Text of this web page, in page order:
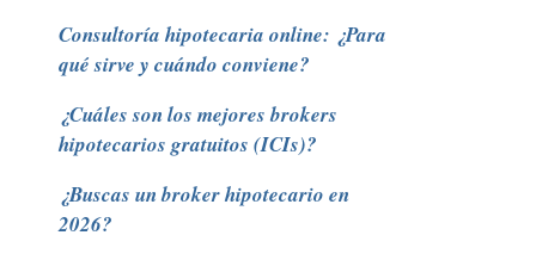
Consultoría hipotecaria online: ¿Para
qué sirve y cuándo conviene?
¿Cuáles son los mejores brokers
hipotecarios gratuitos (ICIs)?
¿Buscas un broker hipotecario en
2026?